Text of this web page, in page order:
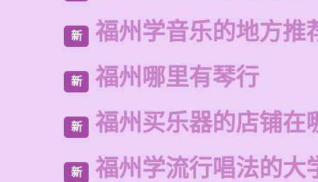
新 福州学音乐的地方推
新 福州哪里有琴行
新 福州买乐器的店铺在
新 福州学流行唱法的大